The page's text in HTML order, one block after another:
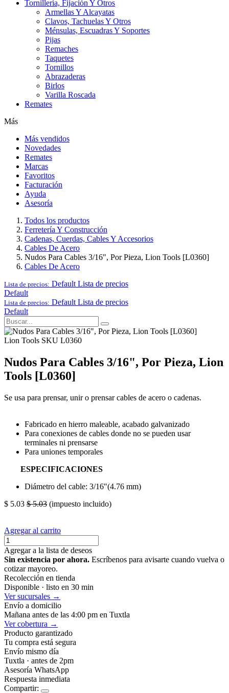
Tornillería, Fijación Y Otros
Armellas Y Alcayatas
Clavos, Tachuelas Y Otros
Ménsulas, Escuadras Y Soportes
Pijas
Remaches
Taquetes
Tornillos
Abrazaderas
Birlos
Varilla Roscada
Remates
Más
Más vendidos
Novedades
Remates
Marcas
Favoritos
Facturación
Ayuda
Asesoría
Todos los productos
Ferretería Y Construcción
Cadenas, Cuerdas, Cables Y Accesorios
Cables De Acero
Nudos Para Cables 3/16", Por Pieza, Lion Tools [L0360]
Cables De Acero
Lista de precios: Default Lista de precios
Default
Lista de precios: Default Lista de precios
Default
Lion Tools SKU L0360
Nudos Para Cables 3/16", Por Pieza, Lion
Tools [L0360]
Se usa para prensar, unir o prensar cables de acero o cadenas.
Fabricado en hierro maleable, acabado galvanizado
Para conexiones de cables donde no se pueden usar
terminales ni prensarse
Para uniones temporales
ESPECIFICACIONES
Diámetro del cable: 3/16"(4.76 mm)
$ 5.03 $5.03 (impuesto incluido)
Agregar al carrito
Agregar a la lista de deseos
Sin existencia por ahora. Escríbenos para avisarte cuando vuelva o
cotizar mayoreo.
Recolección en tienda
Disponible · listo en 30 min
Ver sucursales →
Envío a domicilio
Mañana antes de las 4:00 pm en Tuxtla
Ver cobertura →
Producto garantizado
Tu compra está segura
Envío mismo día
Tuxtla · antes de 2pm
Asesoría WhatsApp
Respuesta inmediata
Compartir: